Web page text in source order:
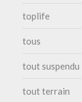
toplife
tous
tout suspendu
tout terrain